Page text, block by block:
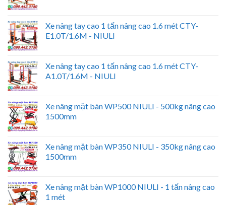
Xe nâng tay cao 1 tấn nâng cao 1.6 mét CTY-
E1.0T/1.6M - NIULI
Xe nâng tay cao 1 tấn nâng cao 1.6 mét CTY-
A1.0T/1.6M - NIULI
Xe nâng mặt bàn WP500 NIULI - 500kg nâng cao
1500mm
Xe nâng mặt bàn WP350 NIULI - 350kg nâng cao
1500mm
Xe nâng mặt bàn WP1000 NIULI - 1 tấn nâng cao
1 mét